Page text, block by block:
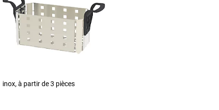
inox, à partir de 3 pièces